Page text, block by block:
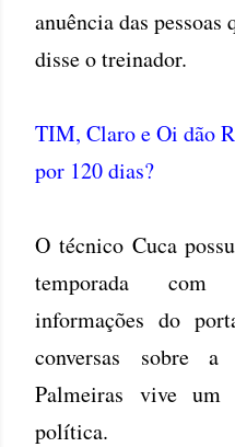
anuência das
disse o treinador.
TIM, Claro e Oi dão
por 120 dias?
O técnico Cuca
temporada com
informações do
conversas sobre
Palmeiras vive um
política.